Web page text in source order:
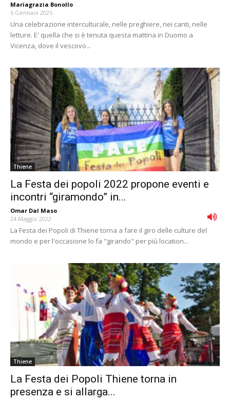
Mariagrazia Bonollo -
6 Gennaio 2025
Una celebrazione interculturale, nelle preghiere, nei canti, nelle
letture. E' quella che si è tenuta questa mattina in Duomo a
Vicenza, dove il vescovo...
Thiene
La Festa dei popoli 2022 propone eventi e
incontri “giramondo” in...
Omar Dal Maso -
24 Maggio 2022
La Festa dei Popoli di Thiene torna a fare il giro delle culture del
mondo e per l'occasione lo fa "girando" per più location...
Thiene
La Festa dei Popoli Thiene torna in
presenza e si allarga...